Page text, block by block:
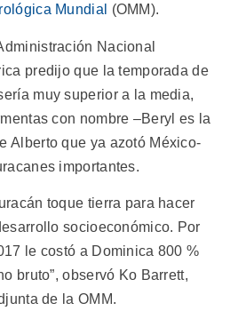
Mundial
(OMM).
Nacional
predijo que la temporada de
muy superior a la media,
con nombre –Beryl es la
Alberto que ya azotó México-
importantes.
toque tierra para hacer
socioeconómico. Por
le costó a Dominica 800 %
bruto”, observó Ko Barrett,
de la OMM.